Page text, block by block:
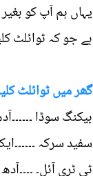
یہاں ہم آپ کو
ہے جو کہ ٹوائلٹ
گھر میں ٹوائلٹ
بیکنگ سوڈا
سفید سرکہ
ٹی ٹری آئل۔